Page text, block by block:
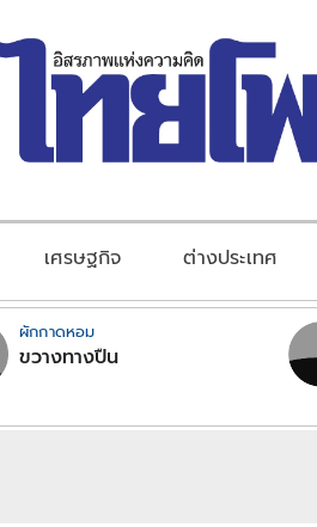
เศรษฐกิจ ต่างประเทศ
ผักกาดหอม
ขวางทางปืน